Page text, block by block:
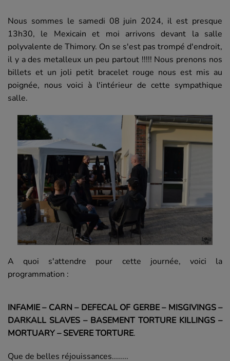
Nous sommes le samedi 08 juin 2024, il est presque
13h30, le Mexicain et moi arrivons devant la salle
polyvalente de Thimory. On se s'est pas trompé d'endroit,
il y a des metalleux un peu partout !!!!! Nous prenons nos
billets et un joli petit bracelet rouge nous est mis au
poignée, nous voici à l'intérieur de cette sympathique
salle.
A quoi s'attendre pour cette journée, voici la
programmation :
INFAMIE – CARN – DEFECAL OF GERBE – MISGIVINGS –
DARKALL SLAVES – BASEMENT TORTURE KILLINGS –
MORTUARY – SEVERE TORTURE.
Que de belles réjouissances........